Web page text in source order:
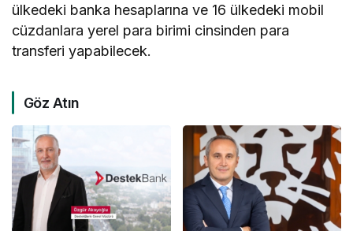
ülkedeki banka hesaplarına ve 16 ülkedeki mobil
cüzdanlara yerel para birimi cinsinden para
transferi yapabilecek.
Göz Atın